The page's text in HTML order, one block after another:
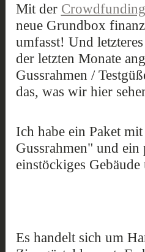
Mit der
neue Grundbox
umfasst! Und
der letzten Monate
Gussrahmen /
das, was wir hier
Ich habe ein Paket
Gussrahmen" und
einstöckiges
Es handelt sich um